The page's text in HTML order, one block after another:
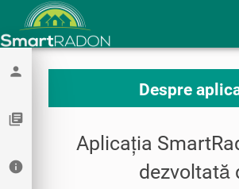
person
library_books
info
Despre
Aplicația
dezvoltată